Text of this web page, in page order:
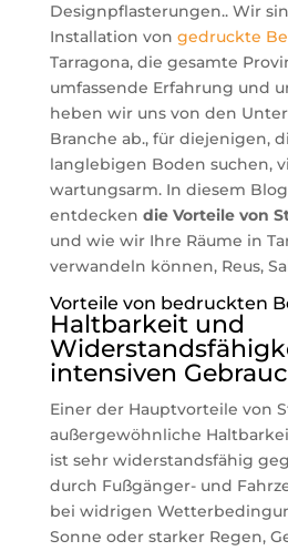
Designpflasterungen.. Wir
Installation von gedruckte
Tarragona, die gesamte
umfassende Erfahrung und
heben wir uns von den
Branche ab., für diejenigen,
langlebigen Boden suchen,
wartungsarm. In diesem
entdecken die Vorteile von
und wie wir Ihre Räume in
verwandeln können, Reus,
Vorteile von bedruckten
Haltbarkeit und
intensiven
Einer der Hauptvorteile von
außergewöhnliche
ist sehr widerstandsfähig
durch Fußgänger- und
bei widrigen
Sonne oder starker Regen,